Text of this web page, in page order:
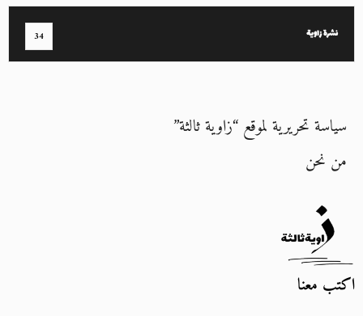
نشرة زاوية 34
سياسة تحريرية لموقع “زاوية ثالثة”
من نحن
اكتب معنا